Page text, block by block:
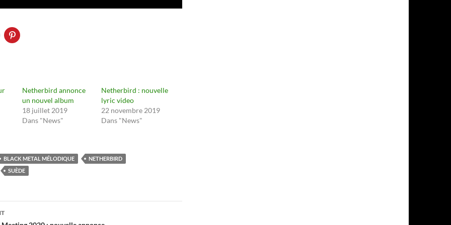
Netherbird annonce
un nouvel album
18 juillet 2019
Dans "News"
Netherbird : nouvelle
lyric video
22 novembre 2019
Dans "News"
BLACK METAL MÉLODIQUE
NETHERBIRD
SUÈDE